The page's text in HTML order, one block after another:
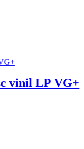
– Lies Disc vinil LP VG+